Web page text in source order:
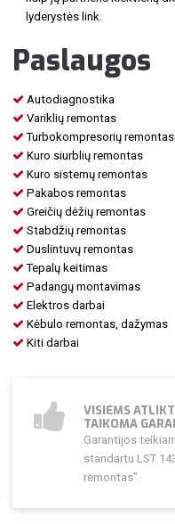
lyderystės link.
Paslaugos
Autodiagnostika
Variklių remontas
Turbokompresorių remontas
Kuro siurblių remontas
Kuro sistemų remontas
Pakabos remontas
Greičių dėžių remontas
Stabdžių remontas
Duslintuvų remontas
Tepalų keitimas
Padangų montavimas
Elektros darbai
Kėbulo remontas, dažymas
Kiti darbai
VISIEMS
TAIKOMA
Garantijos
standartu LST
remontas”.